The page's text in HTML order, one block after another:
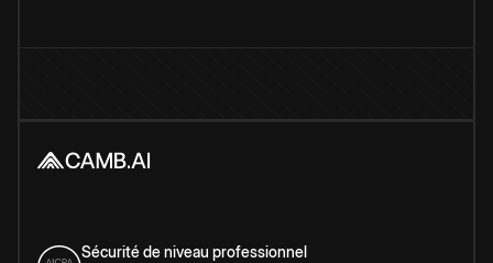
Sécurité de niveau professionnel